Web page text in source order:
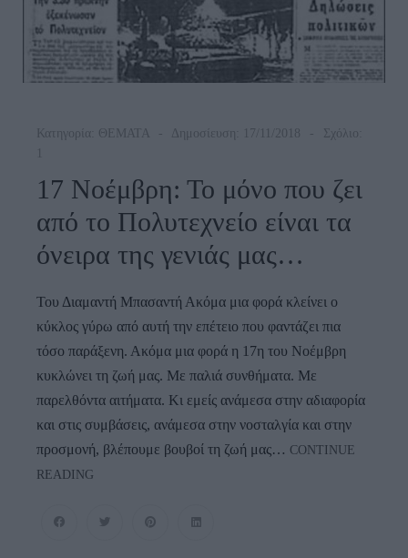
Κατηγορία: ΘΕΜΑΤΑ Δημοσίευση: 17/11/2018
Σχόλιο:
1
17 Νοέμβρη: Το μόνο που ζει
από το Πολυτεχνείο είναι τα
όνειρα της γενιάς μας…
Του Διαμαντή Μπασαντή Ακόμα μια φορά κλείνει ο
κύκλος γύρω από αυτή την επέτειο που φαντάζει πια
τόσο παράξενη. Ακόμα μια φορά η 17η του Νοέμβρη
κυκλώνει τη ζωή μας. Με παλιά συνθήματα. Με
παρελθόντα αιτήματα. Κι εμείς ανάμεσα στην αδιαφορία
και στις συμβάσεις, ανάμεσα στην νοσταλγία και στην
προσμονή, βλέπουμε βουβοί τη ζωή μας… CONTINUE
READING